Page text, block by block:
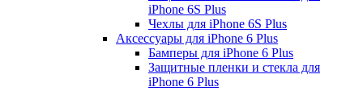
iPhone 6S Plus
Чехлы для iPhone 6S Plus
Аксессуары для iPhone 6 Plus
Бамперы для iPhone 6 Plus
Защитные пленки и стекла для
iPhone 6 Plus